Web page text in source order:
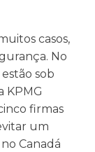
casos,
No
sob
KPMG
firmas
um
Canadá